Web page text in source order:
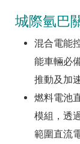
城際氫巴
混合電能
能車輛必
推動及加
燃料電池
模組，透
範圍直流